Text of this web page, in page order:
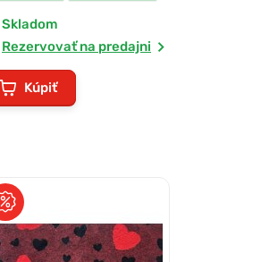
Skladom
Rezervovať na predajni
Kúpiť